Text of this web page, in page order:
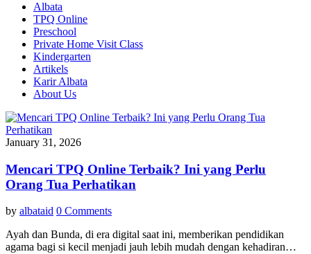
Albata
TPQ Online
Preschool
Private Home Visit Class
Kindergarten
Artikels
Karir Albata
About Us
January 31, 2026
Mencari TPQ Online Terbaik? Ini yang Perlu
Orang Tua Perhatikan
by albataid 0 Comments
Ayah dan Bunda, di era digital saat ini, memberikan pendidikan
agama bagi si kecil menjadi jauh lebih mudah dengan kehadiran…